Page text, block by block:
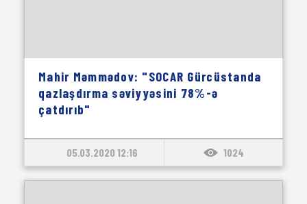
Mahir Məmmədov: "SOCAR Gürcüstanda
qazlaşdırma səviyyəsini 78%-ə
çatdırıb"
05.03.2020 12:16 1024